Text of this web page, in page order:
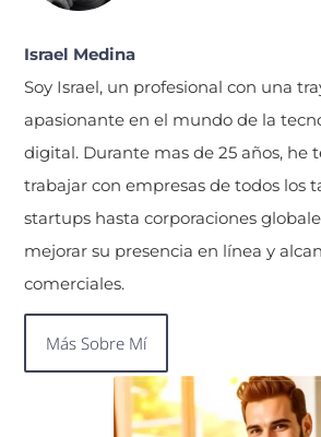
Israel Medina
Soy Israel, un profesional con una
apasionante en el mundo de la
digital. Durante mas de 25 años, he
trabajar con empresas de todos los
startups hasta corporaciones
mejorar su presencia en línea y
comerciales.
Más Sobre Mí